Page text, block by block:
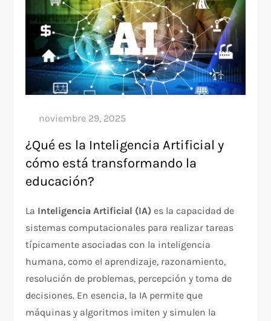
¿Qué es la Inteligencia Artificial y
cómo está transformando la
educación?
La Inteligencia Artificial (IA) es la capacidad de
sistemas computacionales para realizar tareas
típicamente asociadas con la inteligencia
humana, como el aprendizaje, razonamiento,
resolución de problemas, percepción y toma de
decisiones. En esencia, la IA permite que
máquinas y algoritmos imiten y simulen la